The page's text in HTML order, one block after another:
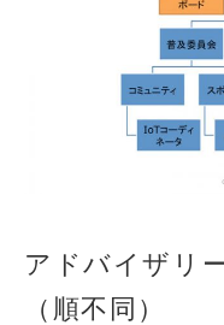
アドバイザリ
（順不同）